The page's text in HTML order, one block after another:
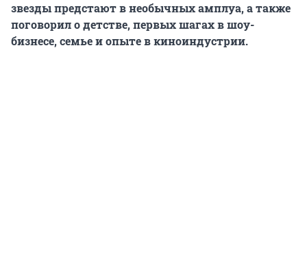
звезды предстают в необычных амплуа, а также
поговорил о детстве, первых шагах в шоу-
бизнесе, семье и опыте в киноиндустрии.